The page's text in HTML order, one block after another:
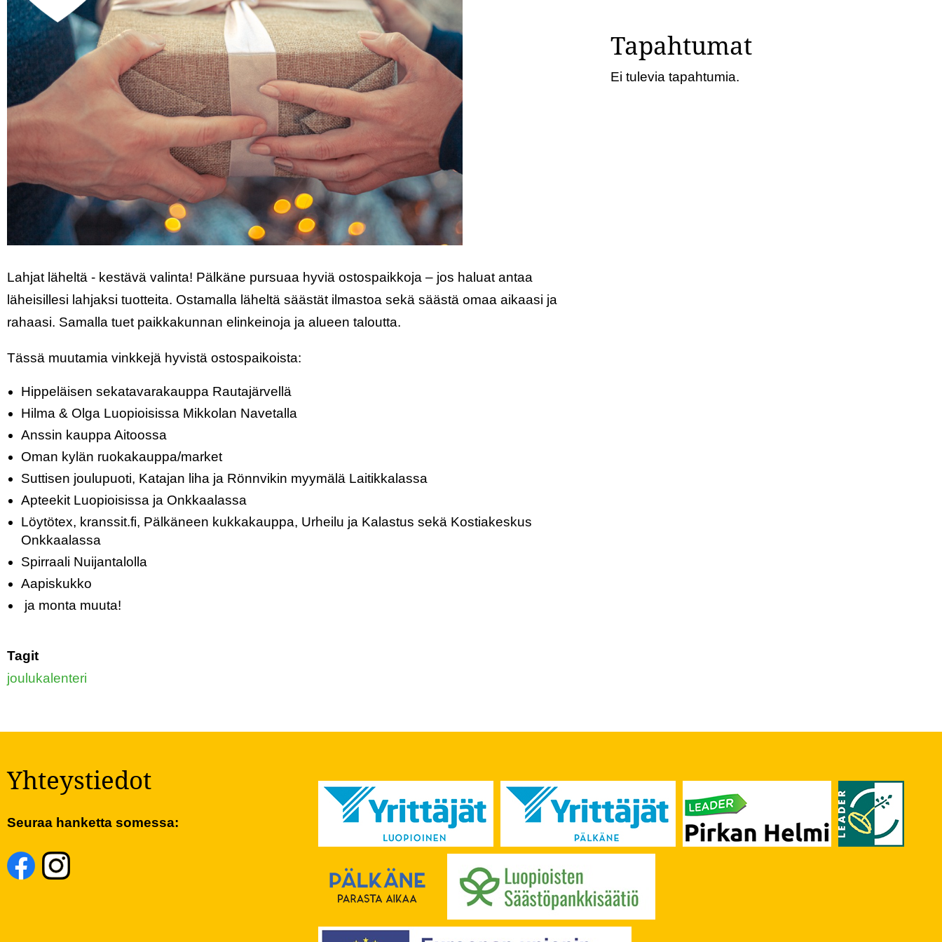
Lahjat läheltä - kestävä valinta! Pälkäne pursuaa hyviä ostospaikkoja – jos haluat antaa
läheisillesi lahjaksi tuotteita. Ostamalla läheltä säästät ilmastoa sekä säästä omaa aikaasi ja
rahaasi. Samalla tuet paikkakunnan elinkeinoja ja alueen taloutta.
Tässä muutamia vinkkejä hyvistä ostospaikoista:
Hippeläisen sekatavarakauppa Rautajärvellä
Hilma & Olga Luopioisissa Mikkolan Navetalla
Anssin kauppa Aitoossa
Oman kylän ruokakauppa/market
Suttisen joulupuoti, Katajan liha ja Rönnvikin myymälä Laitikkalassa
Apteekit Luopioisissa ja Onkkaalassa
Löytötex, kranssit.fi, Pälkäneen kukkakauppa, Urheilu ja Kalastus sekä Kostiakeskus
Onkkaalassa
Spirraali Nuijantalolla
Aapiskukko
ja monta muuta!
Tagit
joulukalenteri
Tapahtumat
Ei tulevia tapahtumia.
Yhteystiedot
Seuraa hanketta somessa: